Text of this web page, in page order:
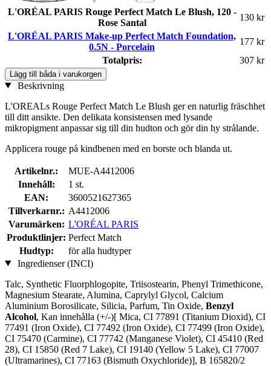
L'ORÉAL PARIS Rouge Perfect Match Le Blush, 120 -
Rose Santal
130 kr
L'ORÉAL PARIS Make-up Perfect Match Foundation,
0.5N - Porcelain
177 kr
Totalpris:
307 kr
Lägg till båda i varukorgen
Beskrivning
L'OREALs Rouge Perfect Match Le Blush ger en naturlig fräschhet
till ditt ansikte. Den delikata konsistensen med lysande
mikropigment anpassar sig till din hudton och gör din hy strålande.
Applicera rouge på kindbenen med en borste och blanda ut.
Artikelnr.:
MUE-A4412006
Innehåll:
1 st.
EAN:
3600521627365
Tillverkarnr.: A4412006
Varumärken: L'ORÉAL PARIS
Produktlinjer: Perfect Match
Hudtyp:
för alla hudtyper
Ingredienser (INCI)
Talc, Synthetic Fluorphlogopite, Triisostearin, Phenyl Trimethicone,
Magnesium Stearate, Alumina, Caprylyl Glycol, Calcium
Aluminium Borosilicate, Silicia, Parfum, Tin Oxide, Benzyl
Alcohol, Kan innehålla (+/-)[ Mica, CI 77891 (Titanium Dioxid), CI
77491 (Iron Oxide), CI 77492 (Iron Oxide), CI 77499 (Iron Oxide),
CI 75470 (Carmine), CI 77742 (Manganese Violet), CI 45410 (Red
28), CI 15850 (Red 7 Lake), CI 19140 (Yellow 5 Lake), CI 77007
(Ultramarines) , CI 77163 (Bismuth Oxychloride)], B 165820/2